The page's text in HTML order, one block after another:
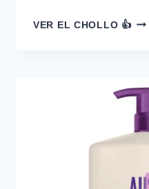
VER EL CHOLLO 👍35%
—